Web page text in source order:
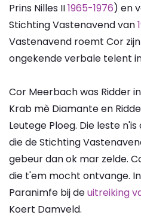
Prins Nilles II1965-1976) en
Stichting Vastenavend van
Vastenavend roemt Cor
ongekende verbale telent
Cor Meerbach was Ridder
Krab mè Diamante en
Leutege Ploeg. Die leste
die de Stichting
gebeur dan ok mar zelde.
die t'em mocht ontvange.
Paranimfe bij deuitreiking
Koert Damveld.